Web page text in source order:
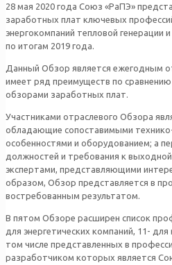
28 мая 2020 года Союз «РаПЭ»
заработных плат ключевых
энергокомпаний тепловой генерации
по итогам 2019 года.
Данный Обзор является ежегодным
имеет ряд преимуществ по
обзорами заработных плат.
Участниками отраслевого Обзора
обладающие сопоставимыми
особенностями и оборудованием; а
должностей и требования к
экспертами, представляющими
образом, Обзор представляется в
востребованным результатом.
В пятом Обзоре расширен список
для энергетических компаний, 11-
том числе представленных в
разработчиком которых является